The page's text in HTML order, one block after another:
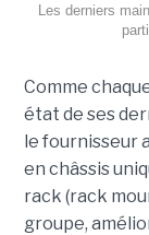
Les derniers
Comme
état de ses
le fournisseur
en châssis
rack (rack
groupe,